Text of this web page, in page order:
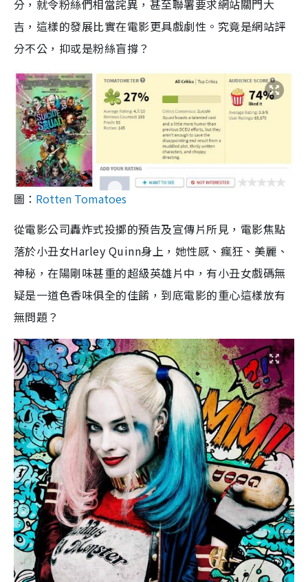
分，就令粉絲們相當詫異，甚至聯署要求網站關門大
吉，這樣的發展比實在電影更具戲劇性。究竟是網站評
分不公，抑或是粉絲盲撐？
圖： Rotten Tomatoes
從電影公司轟炸式投擲的預告及宣傳片所見，電影焦點
落於小丑女Harley Quinn身上，她性感、瘋狂、美麗、
神秘，在陽剛味甚重的超級英雄片中，有小丑女戲碼無
疑是一道色香味俱全的佳餚，到底電影的重心這樣放有
無問題？